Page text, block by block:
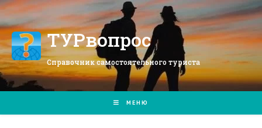
Перейти
к
содержимомуТУРвопрос
Справочник самостоятельного туриста
МЕНЮ